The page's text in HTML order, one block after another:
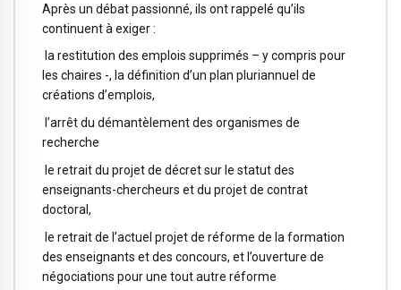
Après un débat passionné, ils ont rappelé qu’ils
continuent à exiger :
la restitution des emplois supprimés – y compris pour
les chaires -, la définition d’un plan pluriannuel de
créations d’emplois,
l’arrêt du démantèlement des organismes de
recherche
le retrait du projet de décret sur le statut des
enseignants-chercheurs et du projet de contrat
doctoral,
le retrait de l’actuel projet de réforme de la formation
des enseignants et des concours, et l’ouverture de
négociations pour une tout autre réforme